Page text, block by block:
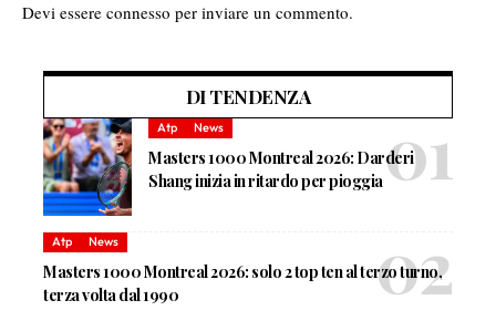
Devi essere connesso per inviare un commento.
DI TENDENZA
Atp News
Masters 1000 Montreal 2026: Darderi
Shang inizia in ritardo per pioggia
Atp News
Masters 1000 Montreal 2026: solo 2 top ten al terzo turno,
terza volta dal 1990